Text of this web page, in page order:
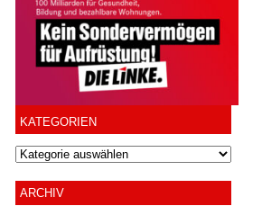
KATEGORIEN
ARCHIV